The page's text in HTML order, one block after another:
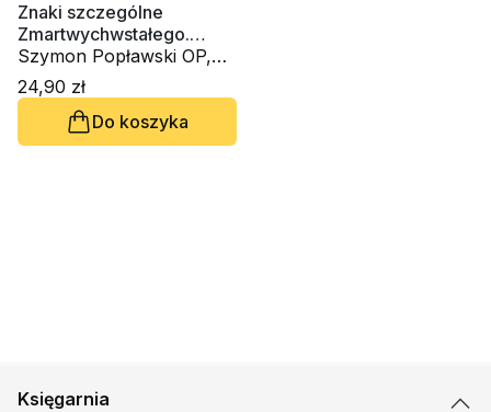
Znaki szczególne
Zmartwychwstałego.
Rekolekcje paschalne
Szymon Popławski OP,
Adam Szustak OP, Jacek
Szymczak OP
24,90 zł
Do koszyka
Księgarnia